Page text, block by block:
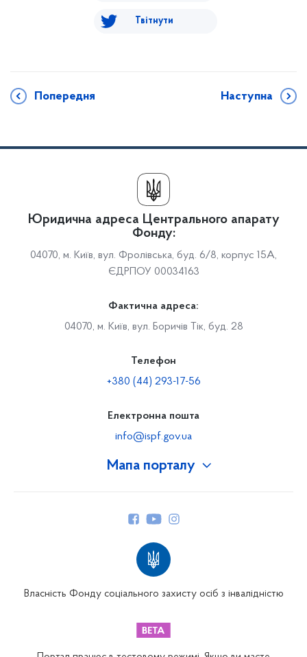
Твітнути
Попередня Наступна
Мапа порталу
Юридична адреса Центрального апарату
Фонду:
04070, м. Київ, вул. Фролівська, буд. 6/8, корпус 15А,
ЄДРПОУ 00034163
Фактична адреса:
04070, м. Київ, вул. Боричів Тік, буд. 28
Телефон
+380 (44) 293-17-56
Електронна пошта
info@ispf.gov.ua
Власність Фонду соціального захисту осіб з інвалідністю